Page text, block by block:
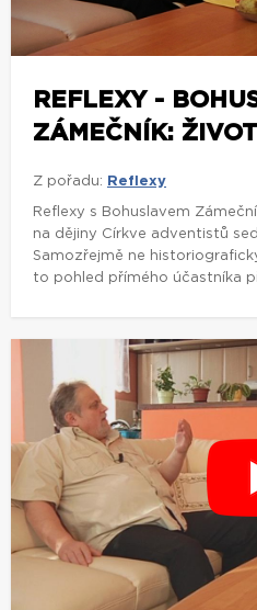
REFLEXY -
ZÁMEČNÍK:
Z pořadu: Reflexy
Reflexy s Bohuslavem
na dějiny Církve adventistů
Samozřejmě ne
to pohled přímého účastníka